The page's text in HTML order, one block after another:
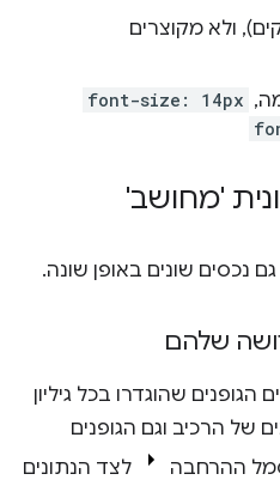
ולא מקוצרים
font-size: 14px
גם נכסים שונים באופן שונה.
שלהם
הגופנים שהוגדרו בכל גיליון
של הרכיב וגם הגופנים
ההרחבה
לצד הנתונים